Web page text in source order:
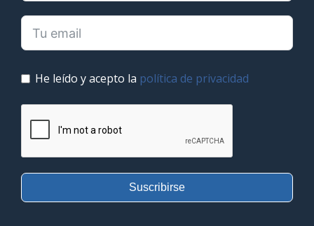
He leído y acepto la política de privacidad
Suscribirse